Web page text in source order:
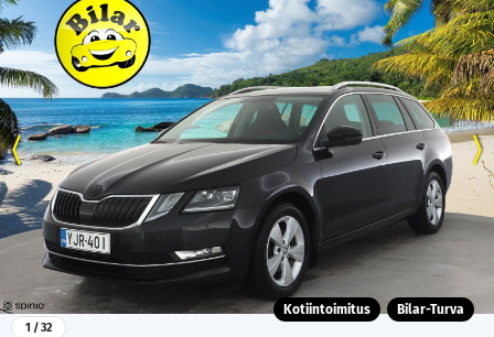
1 / 32
Kotiintoimitus Bilar-Turva